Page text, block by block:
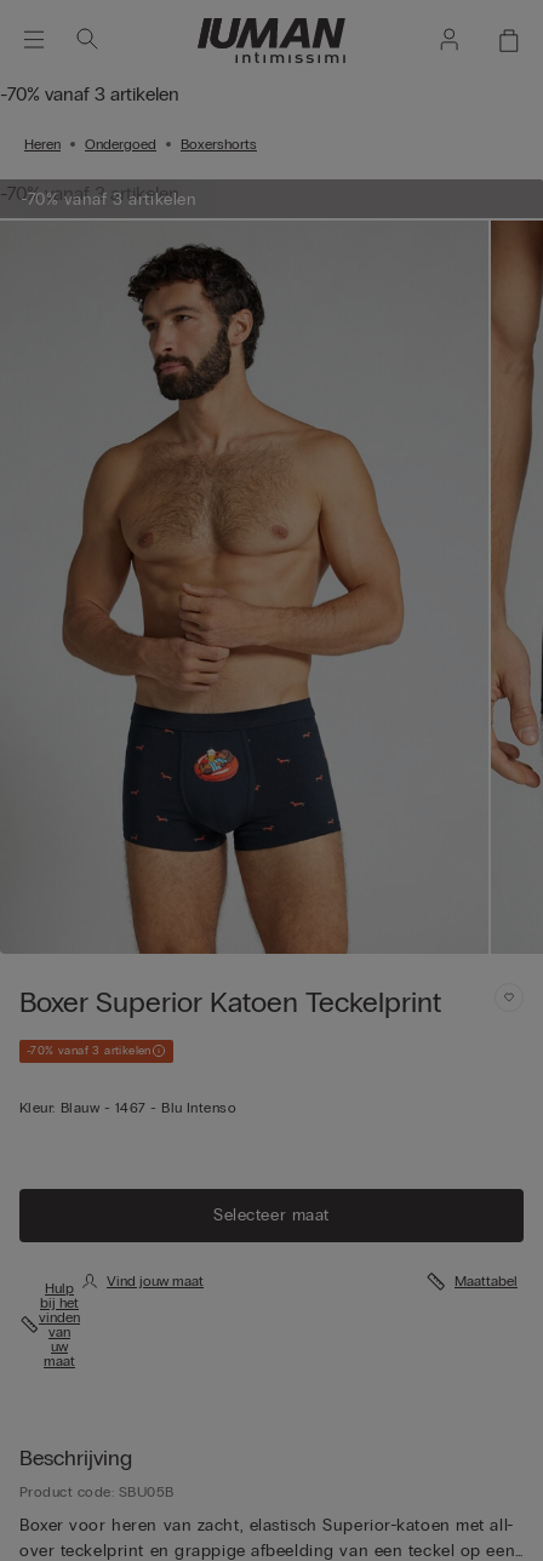
-70% vanaf 3 artikelen
Heren Ondergoed Boxershorts
-70% vanaf 3 artikelen
-70% vanaf 3 artikelen
Boxer Superior Katoen Teckelprint
-70% vanaf 3 artikelen
Kleur: Blauw - 1467 - Blu Intenso
Selecteer maat
Hulp
bij het
vinden
van
uw
maat
Vind jouw maat Maattabel
Beschrijving
Product code: SBU05B
Boxer voor heren van zacht, elastisch Superior-katoen met all-
over teckelprint en grappige afbeelding van een teckel op een